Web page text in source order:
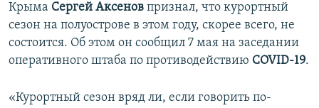
Крыма Сергей Аксенов признал, что курортный
сезон на полуострове в этом году, скорее всего, не
состоится. Об этом он сообщил 7 мая на заседании
оперативного штаба по противодействию COVID-19.
«Курортный сезон вряд ли, если говорить по-